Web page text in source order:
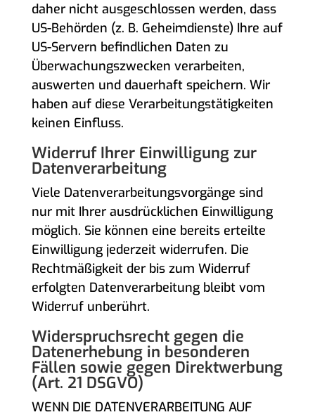
daher nicht ausgeschlossen werden, dass
US-Behörden (z. B. Geheimdienste) Ihre auf
US-Servern befindlichen Daten zu
Überwachungszwecken verarbeiten,
auswerten und dauerhaft speichern. Wir
haben auf diese Verarbeitungstätigkeiten
keinen Einfluss.
Widerruf Ihrer Einwilligung zur
Datenverarbeitung
Viele Datenverarbeitungsvorgänge sind
nur mit Ihrer ausdrücklichen Einwilligung
möglich. Sie können eine bereits erteilte
Einwilligung jederzeit widerrufen. Die
Rechtmäßigkeit der bis zum Widerruf
erfolgten Datenverarbeitung bleibt vom
Widerruf unberührt.
Widerspruchsrecht gegen die
Datenerhebung in besonderen
Fällen sowie gegen Direktwerbung
(Art. 21 DSGVO)
WENN DIE DATENVERARBEITUNG AUF